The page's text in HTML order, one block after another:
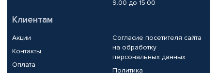
9.00 до 15.00
Клиентам
Акции
Контакты
Оплата
Согласие посетителя сайта
на обработку
персональных данных
Политика